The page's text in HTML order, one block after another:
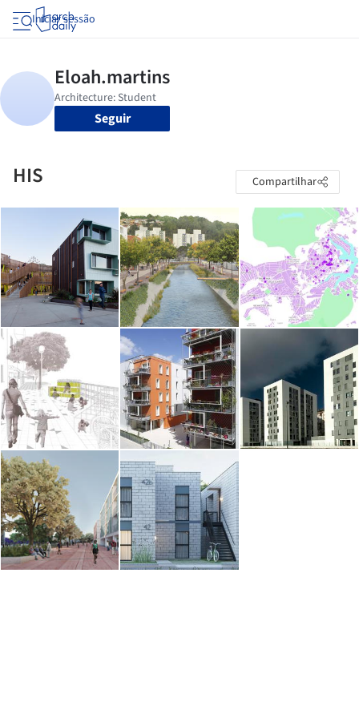
Iniciar sessão
Seguir
HIS Compartilhar